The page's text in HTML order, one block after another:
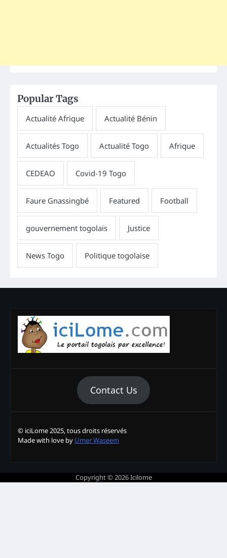
Popular Tags
Contact Us
© iciLome 2025, tous droits réservés
Made with love by Umer Waseem
Copyright © 2026Icilome